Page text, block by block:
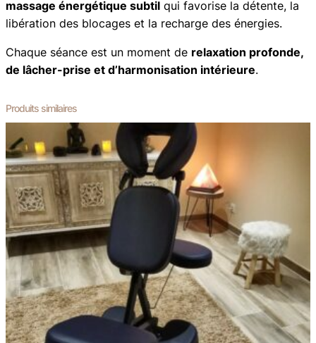
massage énergétique subtil qui favorise la détente, la
libération des blocages et la recharge des énergies.
Chaque séance est un moment de relaxation profonde,
de lâcher-prise et d’harmonisation intérieure.
Produits similaires